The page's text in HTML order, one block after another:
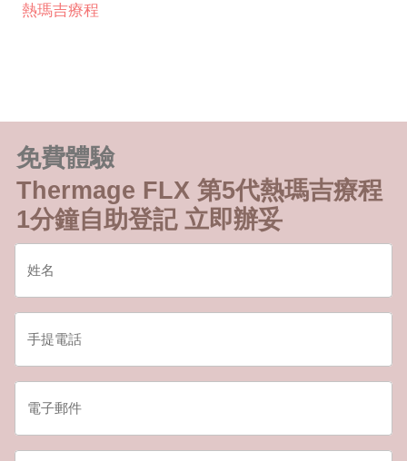
熱瑪吉療程
免費體驗
Thermage FLX 第5代熱瑪吉療程
1分鐘自助登記 立即辦妥